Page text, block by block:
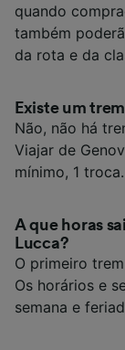
quando
também
da rota e da
Existe um
Não, não há
Viajar de
mínimo, 1 troca.
A que horas
Lucca?
O primeiro
Os horários e
semana e